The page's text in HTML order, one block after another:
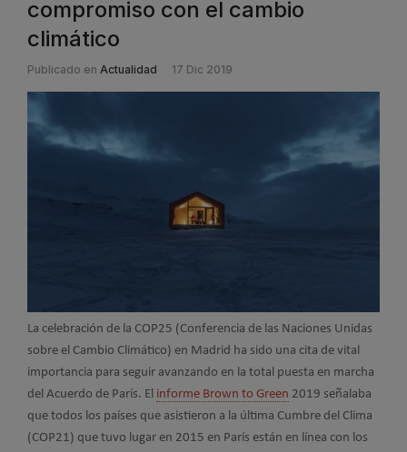
compromiso con el cambio
climático
Publicado en Actualidad 17 Dic 2019
La celebración de la COP25 (Conferencia de las Naciones Unidas
sobre el Cambio Climático) en Madrid ha sido una cita de vital
importancia para seguir avanzando en la total puesta en marcha
del Acuerdo de París. El informe Brown to Green 2019 señalaba
que todos los países que asistieron a la última Cumbre del Clima
(COP21) que tuvo lugar en 2015 en París están en línea con los